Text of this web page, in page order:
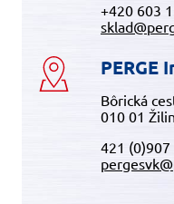
+420 603
PERGE
Bôrická
010 01
421